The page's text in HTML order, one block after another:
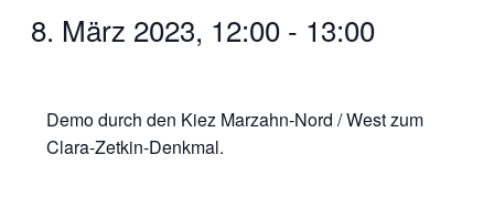
8. März 2023, 12:00- 13:00
Demo durch den Kiez Marzahn-Nord / West zum
Clara-Zetkin-Denkmal.